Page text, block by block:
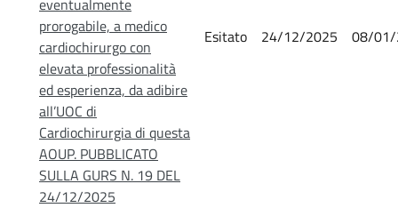
prorogabile, a medico
cardiochirurgo con
elevata professionalità
ed esperienza, da adibire
all’UOC di
Cardiochirurgia di questa
AOUP. PUBBLICATO
SULLA GURS N. 19 DEL
24/12/2025
Esitato 24/12/2025 08/